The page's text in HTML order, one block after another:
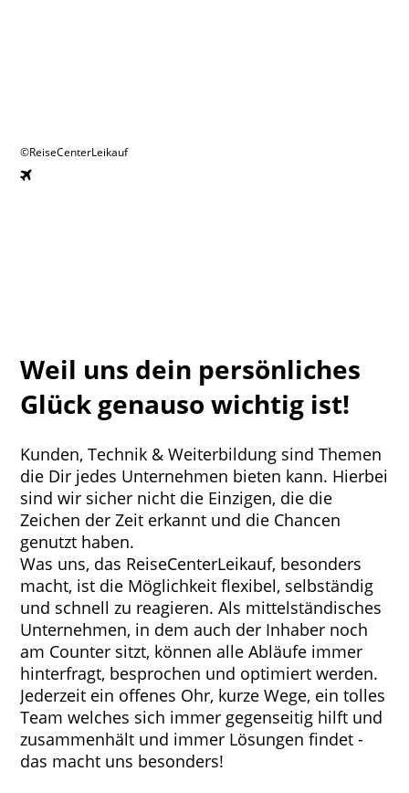
©ReiseCenterLeikauf
Weil uns dein persönliches
Glück genauso wichtig ist!
Kunden, Technik & Weiterbildung sind Themen
die Dir jedes Unternehmen bieten kann. Hierbei
sind wir sicher nicht die Einzigen, die die
Zeichen der Zeit erkannt und die Chancen
genutzt haben.
Was uns, das ReiseCenterLeikauf, besonders
macht, ist die Möglichkeit flexibel, selbständig
und schnell zu reagieren. Als mittelständisches
Unternehmen, in dem auch der Inhaber noch
am Counter sitzt, können alle Abläufe immer
hinterfragt, besprochen und optimiert werden.
Jederzeit ein offenes Ohr, kurze Wege, ein tolles
Team welches sich immer gegenseitig hilft und
zusammenhält und immer Lösungen findet -
das macht uns besonders!